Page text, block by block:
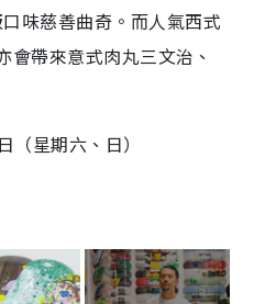
味慈善曲奇。而人氣西式
帶來意式肉丸三文治、
日（星期六、日）